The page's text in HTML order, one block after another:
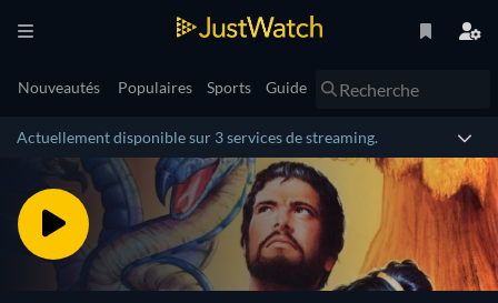
Nouveautés Populaires Sports Guide
Actuellement disponible sur 3 services de streaming.